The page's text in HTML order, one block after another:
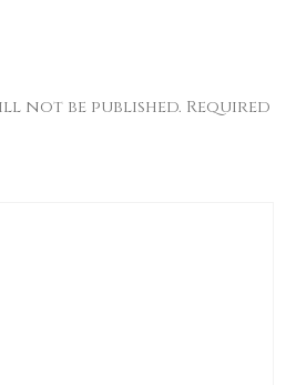
not be published. Required